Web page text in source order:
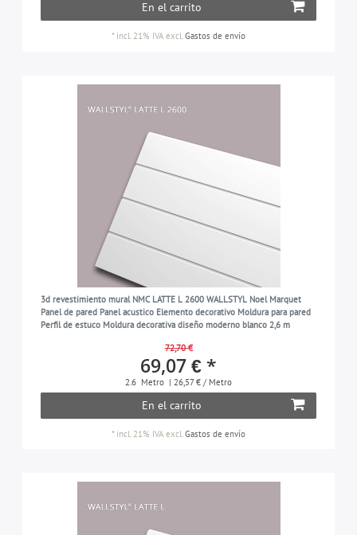
En el carrito
* incl. 21% IVA excl.Gastos de envío
3d revestimiento mural NMC LATTE L 2600 WALLSTYL Noel Marquet
Panel de pared Panel acustico Elemento decorativo Moldura para pared
Perfil de estuco Moldura decorativa diseño moderno blanco 2,6 m
72,70 €
69,07 € *
2.6 Metro | 26,57 € / Metro
En el carrito
* incl. 21% IVA excl.Gastos de envío